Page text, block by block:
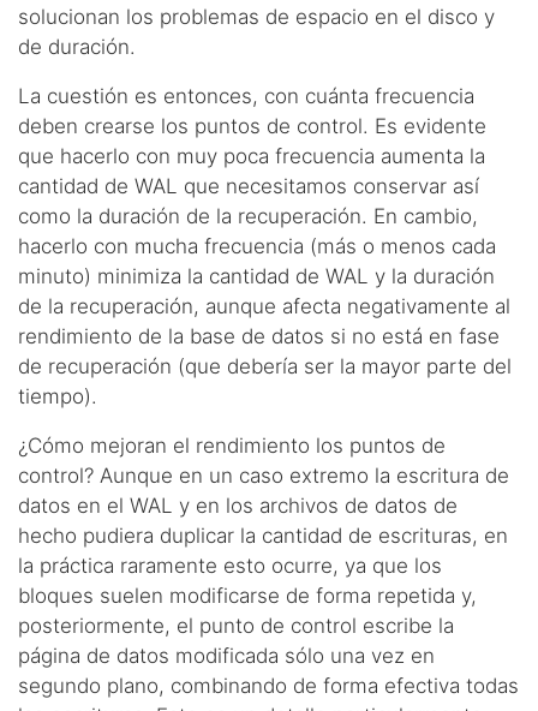
solucionan los problemas de espacio en el disco y
de duración.
La cuestión es entonces, con cuánta frecuencia
deben crearse los puntos de control. Es evidente
que hacerlo con muy poca frecuencia aumenta la
cantidad de WAL que necesitamos conservar así
como la duración de la recuperación. En cambio,
hacerlo con mucha frecuencia (más o menos cada
minuto) minimiza la cantidad de WAL y la duración
de la recuperación, aunque afecta negativamente al
rendimiento de la base de datos si no está en fase
de recuperación (que debería ser la mayor parte del
tiempo).
¿Cómo mejoran el rendimiento los puntos de
control? Aunque en un caso extremo la escritura de
datos en el WAL y en los archivos de datos de
hecho pudiera duplicar la cantidad de escrituras, en
la práctica raramente esto ocurre, ya que los
bloques suelen modificarse de forma repetida y,
posteriormente, el punto de control escribe la
página de datos modificada sólo una vez en
segundo plano, combinando de forma efectiva todas